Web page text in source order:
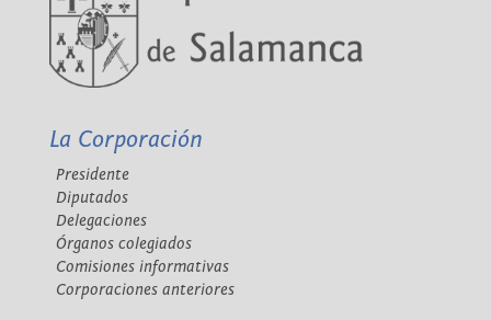
La Corporación
Presidente
Diputados
Delegaciones
Órganos colegiados
Comisiones informativas
Corporaciones anteriores